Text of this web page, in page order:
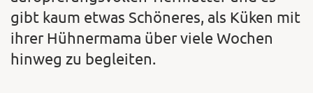
gibt kaum etwas Schöneres, als Küken mit
ihrer Hühnermama über viele Wochen
hinweg zu begleiten.